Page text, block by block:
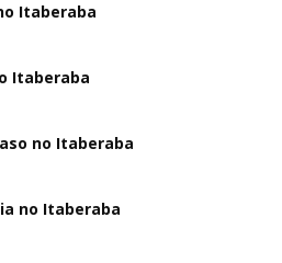
Itaberaba
Itaberaba
no Itaberaba
no Itaberaba